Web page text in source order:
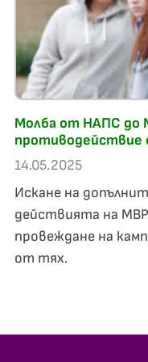
Молба от НАПС до
противодействие
14.05.2025
Искане на
действията на МВР
провеждане на
от тях.